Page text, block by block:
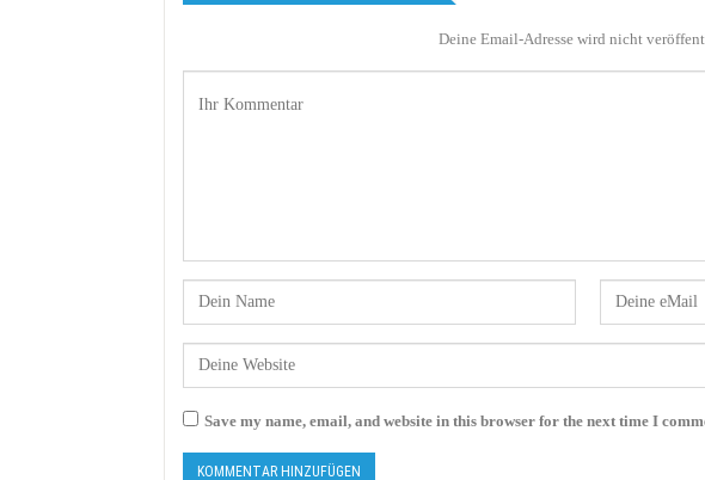
Deine Email-Adresse wird nicht
Save my name, email, and website in this browser for the next time I